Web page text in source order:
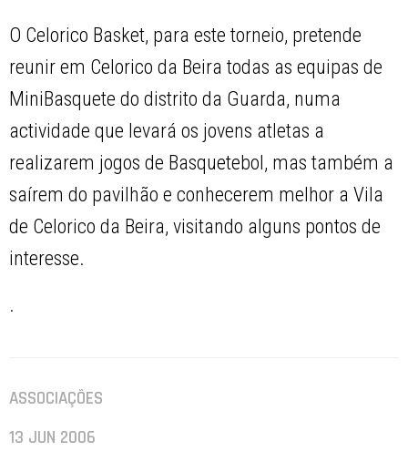
O Celorico Basket, para este torneio, pretende
reunir em Celorico da Beira todas as equipas de
MiniBasquete do distrito da Guarda, numa
actividade que levará os jovens atletas a
realizarem jogos de Basquetebol, mas também a
saírem do pavilhão e conhecerem melhor a Vila
de Celorico da Beira, visitando alguns pontos de
interesse.
.
ASSOCIAÇÕES
13 JUN 2006